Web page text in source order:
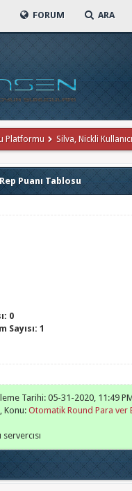
FORUM ARA
Platformu Silva, Nickli
Puanı Tablosu
0
Sayısı: 1
Tarihi: 05-31-2020, 11:49
, Konu: Otomatik Round Para ver
servercısı